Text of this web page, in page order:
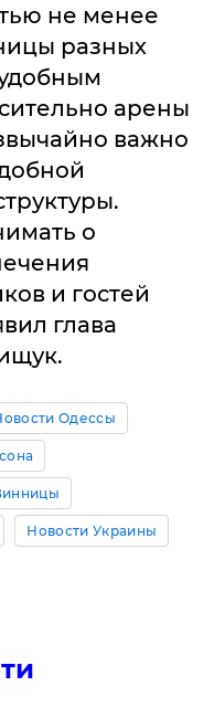
не менее
разных
арены
важно
о
и гостей
глава
Одессы
Новости Украины